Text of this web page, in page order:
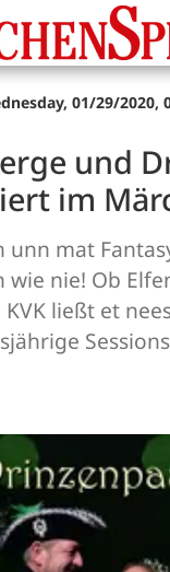
01/29/2020,
und
im
unn mat
wie nie! Ob
ließt et